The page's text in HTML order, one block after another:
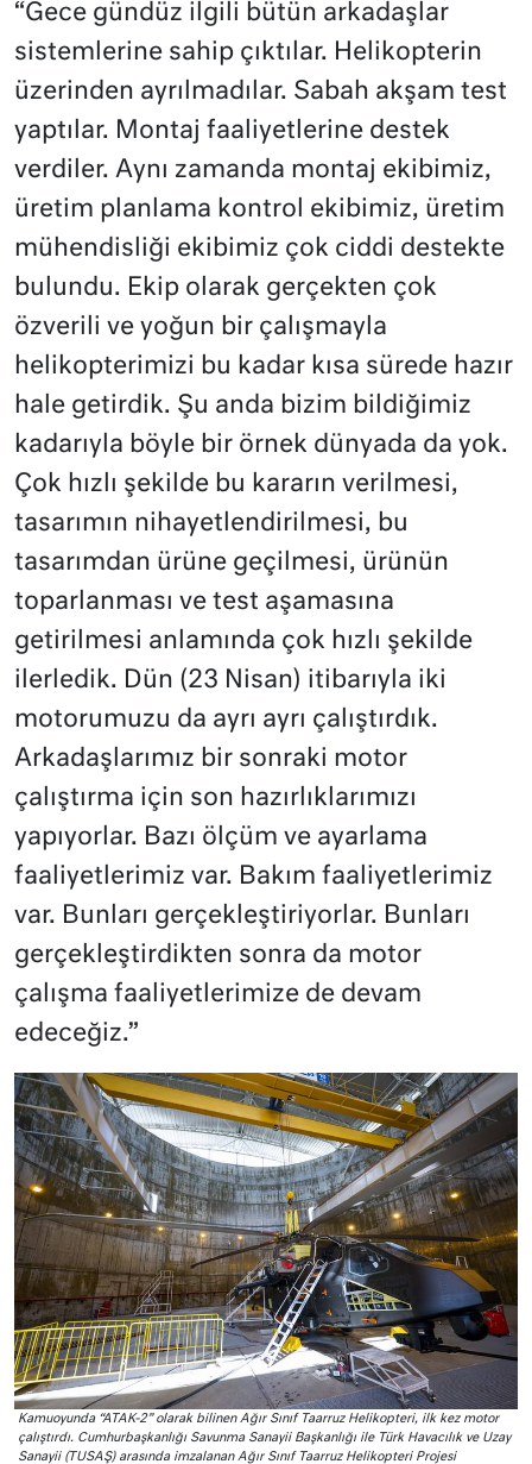
“Gece gündüz ilgili bütün arkadaşlar
sistemlerine sahip çıktılar. Helikopterin
üzerinden ayrılmadılar. Sabah akşam test
yaptılar. Montaj faaliyetlerine destek
verdiler. Aynı zamanda montaj ekibimiz,
üretim planlama kontrol ekibimiz, üretim
mühendisliği ekibimiz çok ciddi destekte
bulundu. Ekip olarak gerçekten çok
özverili ve yoğun bir çalışmayla
helikopterimizi bu kadar kısa sürede hazır
hale getirdik. Şu anda bizim bildiğimiz
kadarıyla böyle bir örnek dünyada da yok.
Çok hızlı şekilde bu kararın verilmesi,
tasarımın nihayetlendirilmesi, bu
tasarımdan ürüne geçilmesi, ürünün
toparlanması ve test aşamasına
getirilmesi anlamında çok hızlı şekilde
ilerledik. Dün (23 Nisan) itibarıyla iki
motorumuzu da ayrı ayrı çalıştırdık.
Arkadaşlarımız bir sonraki motor
çalıştırma için son hazırlıklarımızı
yapıyorlar. Bazı ölçüm ve ayarlama
faaliyetlerimiz var. Bakım faaliyetlerimiz
var. Bunları gerçekleştiriyorlar. Bunları
gerçekleştirdikten sonra da motor
çalışma faaliyetlerimize de devam
edeceğiz.”
Kamuoyunda “ATAK-2” olarak bilinen Ağır Sınıf Taarruz Helikopteri, ilk kez motor
çalıştırdı. Cumhurbaşkanlığı Savunma Sanayii Başkanlığı ile Türk Havacılık ve Uzay
Sanayii (TUSAŞ) arasında imzalanan Ağır Sınıf Taarruz Helikopteri Projesi